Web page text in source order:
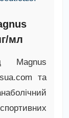
мл
Magnus
та